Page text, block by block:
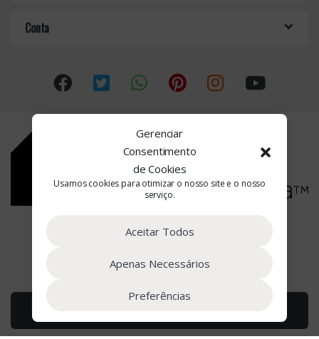
Gerenciar
Consentimento
de Cookies
Usamos cookies para otimizar o nosso site e o nosso
serviço.
Aceitar Todos
Apenas Necessários
Preferências
Conta
Estamos à Sua Disposição